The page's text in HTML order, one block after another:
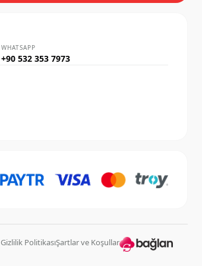
WHATSAPP
+90 532 353 7973
Gizlilik PolitikasıŞartlar ve Koşullar